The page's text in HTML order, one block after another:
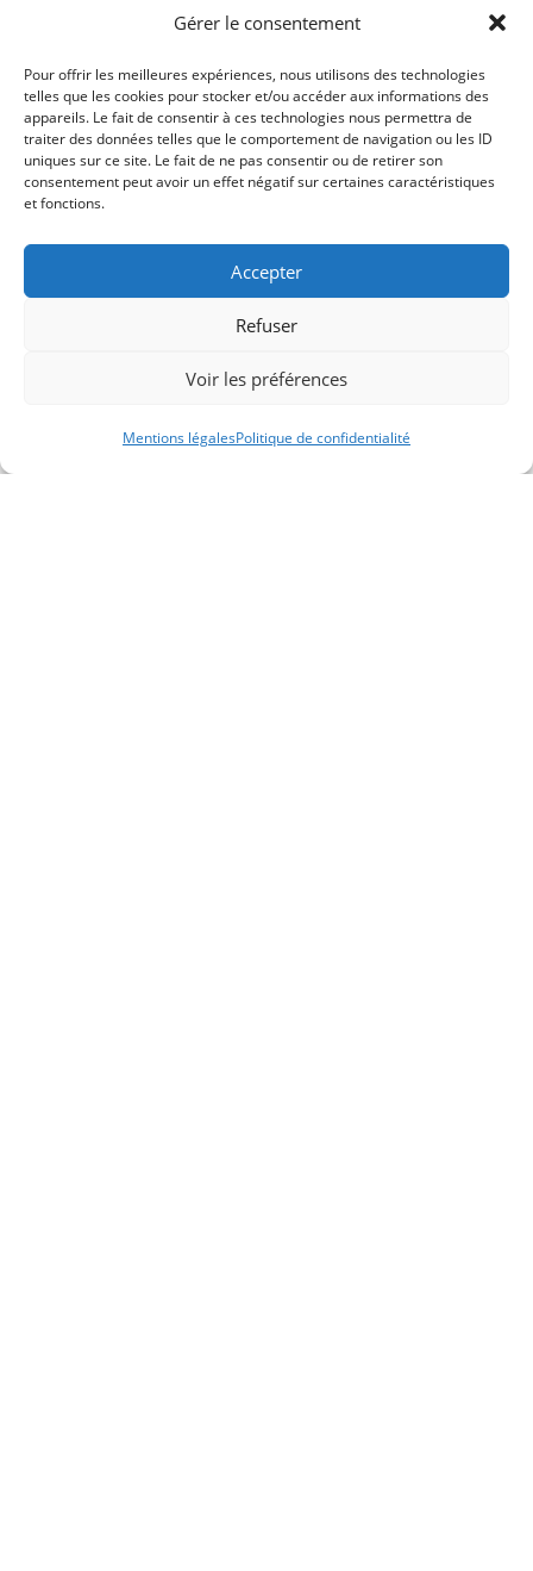
Gérer le consentement
Pour offrir les meilleures expériences, nous utilisons des technologies
telles que les cookies pour stocker et/ou accéder aux informations des
appareils. Le fait de consentir à ces technologies nous permettra de
traiter des données telles que le comportement de navigation ou les ID
uniques sur ce site. Le fait de ne pas consentir ou de retirer son
consentement peut avoir un effet négatif sur certaines caractéristiques
et fonctions.
Accepter
Refuser
Voir les préférences
Mentions légalesPolitique de confidentialité
compte bancaire.